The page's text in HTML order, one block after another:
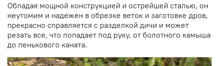
Обладая мощной конструкцией и острейшей сталью, он
неутомим и надежен в обрезке веток и заготовке дров,
прекрасно справляется с разделкой дичи и может
резать все, что попадает под руку, от болотного камыша
до пенькового каната.